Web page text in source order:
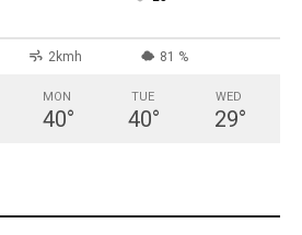
2kmh 81 %
MON
40°
TUE
40°
WED
29°